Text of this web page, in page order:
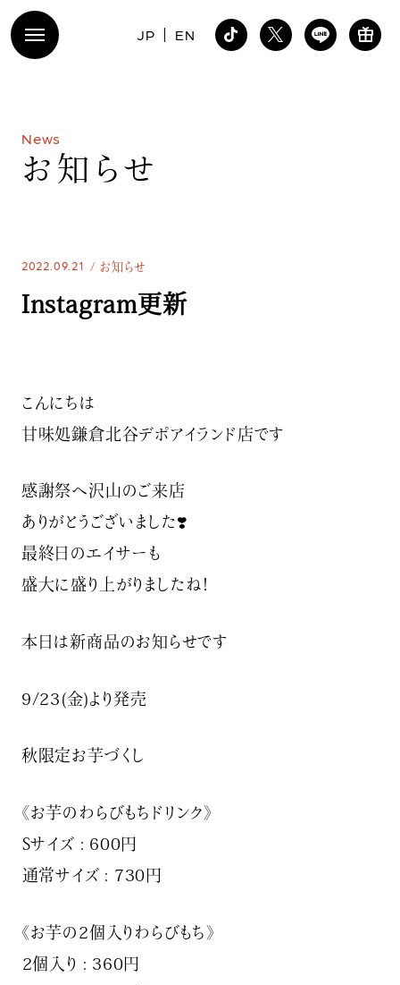
JP EN
News
お 知 ら せ
2022.09.21 お知らせ
Instagram更新
こんにちは️
甘味処鎌倉北谷デポアイランド店です
感謝祭へ沢山のご来店
ありがとうございました❣️
最終日のエイサーも
盛大に盛り上がりましたね！️
本日は新商品のお知らせです
9/23(金)より発売
秋限定お芋づくし
《お芋のわらびもちドリンク》
︎Sサイズ : 600円
︎通常サイズ : 730円
《お芋の2個入りわらびもち》
︎2個入り : 360円